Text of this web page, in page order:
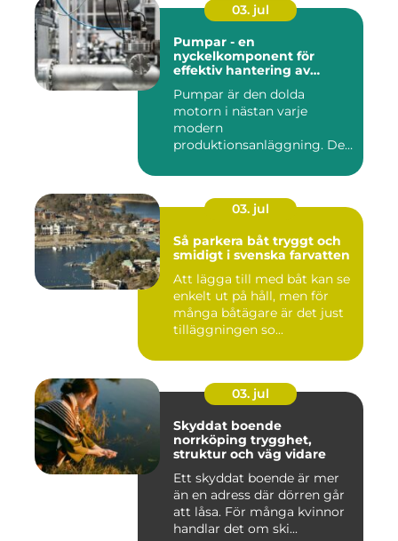
03. jul
Pumpar - en
nyckelkomponent för
effektiv hantering av
Pumpar är den dolda
motorn i nästan varje
modern
produktionsanläggning. De
03. jul
Så parkera båt tryggt och
smidigt i svenska farvatten
Att lägga till med båt kan se
enkelt ut på håll, men för
många båtägare är det just
tilläggningen so...
03. jul
Skyddat boende
norrköping trygghet,
struktur och väg vidare
Ett skyddat boende är mer
än en adress där dörren går
att låsa. För många kvinnor
handlar det om ski...